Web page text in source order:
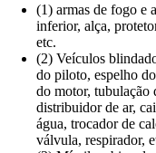
(1) armas de fogo e
inferior, alça,
etc.
(2) Veículos
do piloto, espelho
do motor, tubulação
distribuidor de ar,
água, trocador de
válvula, respirador,